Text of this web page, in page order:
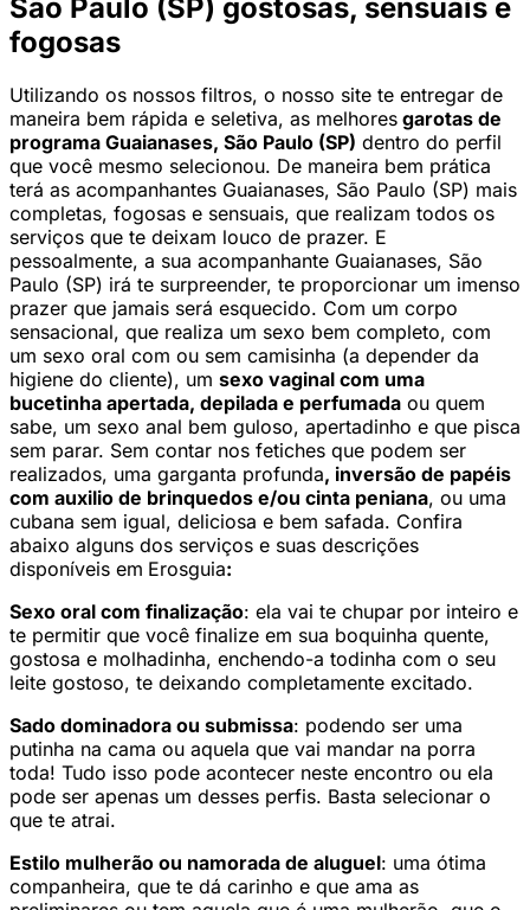
São Paulo (SP) gostosas, sensuais e
fogosas
Utilizando os nossos filtros, o nosso site te entregar de
maneira bem rápida e seletiva, as melhores garotas de
programa Guaianases, São Paulo (SP) dentro do perfil
que você mesmo selecionou. De maneira bem prática
terá as acompanhantes Guaianases, São Paulo (SP) mais
completas, fogosas e sensuais, que realizam todos os
serviços que te deixam louco de prazer. E
pessoalmente, a sua acompanhante Guaianases, São
Paulo (SP) irá te surpreender, te proporcionar um imenso
prazer que jamais será esquecido. Com um corpo
sensacional, que realiza um sexo bem completo, com
um sexo oral com ou sem camisinha (a depender da
higiene do cliente), um sexo vaginal com uma
bucetinha apertada, depilada e perfumada ou quem
sabe, um sexo anal bem guloso, apertadinho e que pisca
sem parar. Sem contar nos fetiches que podem ser
realizados, uma garganta profunda, inversão de papéis
com auxilio de brinquedos e/ou cinta peniana, ou uma
cubana sem igual, deliciosa e bem safada. Confira
abaixo alguns dos serviços e suas descrições
disponíveis em Erosguia:
Sexo oral com finalização: ela vai te chupar por inteiro e
te permitir que você finalize em sua boquinha quente,
gostosa e molhadinha, enchendo-a todinha com o seu
leite gostoso, te deixando completamente excitado.
Sado dominadora ou submissa: podendo ser uma
putinha na cama ou aquela que vai mandar na porra
toda! Tudo isso pode acontecer neste encontro ou ela
pode ser apenas um desses perfis. Basta selecionar o
que te atrai.
Estilo mulherão ou namorada de aluguel: uma ótima
companheira, que te dá carinho e que ama as